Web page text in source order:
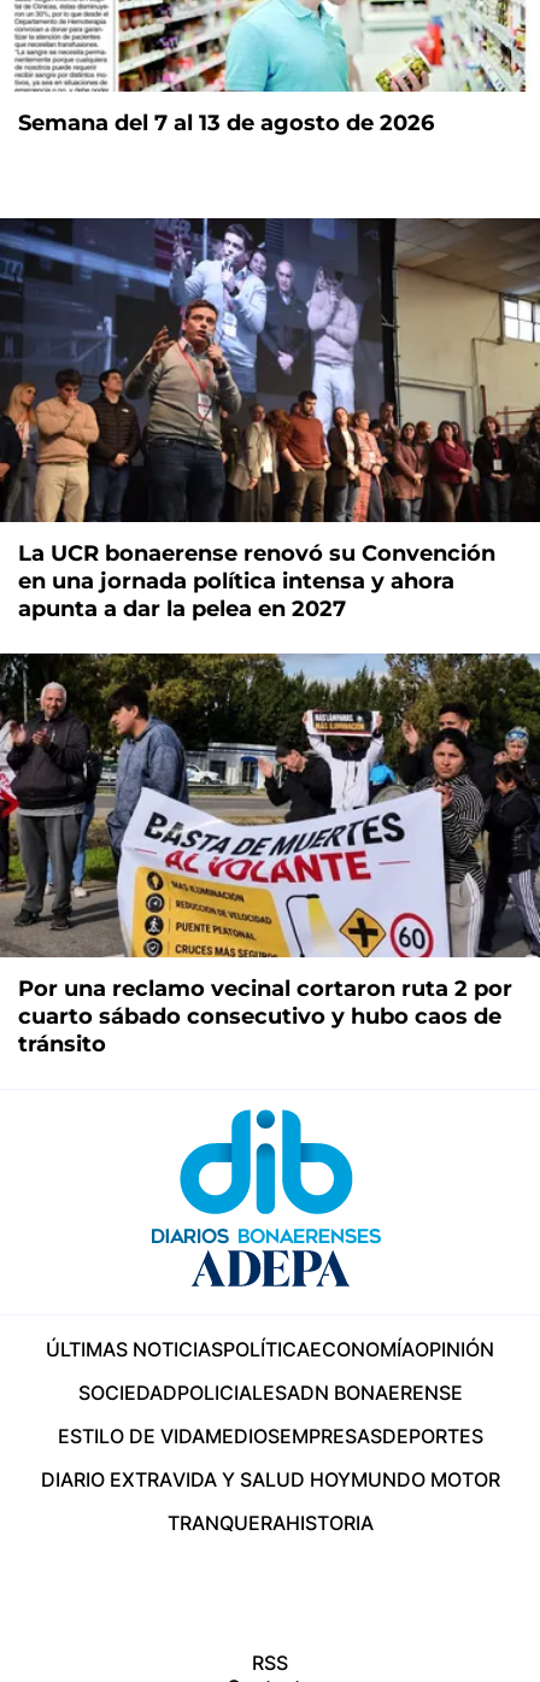
Semana del 7 al 13 de agosto de 2026
La UCR bonaerense renovó su Convención
en una jornada política intensa y ahora
apunta a dar la pelea en 2027
Por una reclamo vecinal cortaron ruta 2 por
cuarto sábado consecutivo y hubo caos de
tránsito
ÚLTIMAS NOTICIASPOLÍTICAECONOMÍAOPINIÓN
SOCIEDADPOLICIALESADN BONAERENSE
ESTILO DE VIDAMEDIOSEMPRESASDEPORTES
DIARIO EXTRAVIDA Y SALUD HOYMUNDO MOTOR
TRANQUERAHISTORIA
RSS